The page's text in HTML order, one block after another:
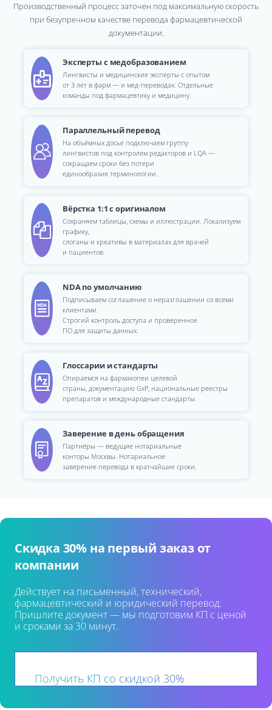
Производственный процесс заточен под максимальную скорость
при безупречном качестве перевода фармацевтической
документации.
Эксперты с медобразованием
Лингвисты и медицинские эксперты с опытом
от 3 лет в фарм — и мед-переводах. Отдельные
команды под фармацевтику и медицину.
Параллельный перевод
На объёмных досье подключаем группу
лингвистов под контролем редакторов и LQA —
сокращаем сроки без потери
единообразия терминологии.
Вёрстка 1:1 с оригиналом
Сохраняем таблицы, схемы и иллюстрации. Локализуем
графику,
слоганы и креативы в материалах для врачей
и пациентов.
NDA по умолчанию
Подписываем соглашение о неразглашении со всеми
клиентами.
Строгий контроль доступа и проверенное
ПО для защиты данных.
Глоссарии и стандарты
Опираемся на фармакопеи целевой
страны, документацию GxP, национальные реестры
препаратов и международные стандарты.
Заверение в день обращения
Партнёры — ведущие нотариальные
конторы Москвы. Нотариальное
заверение перевода в кратчайшие сроки.
Скидка 30% на первый заказ от
компании
Действует на письменный, технический,
фармацевтический и юридический перевод.
Пришлите документ — мы подготовим КП с ценой
и сроками за 30 минут.